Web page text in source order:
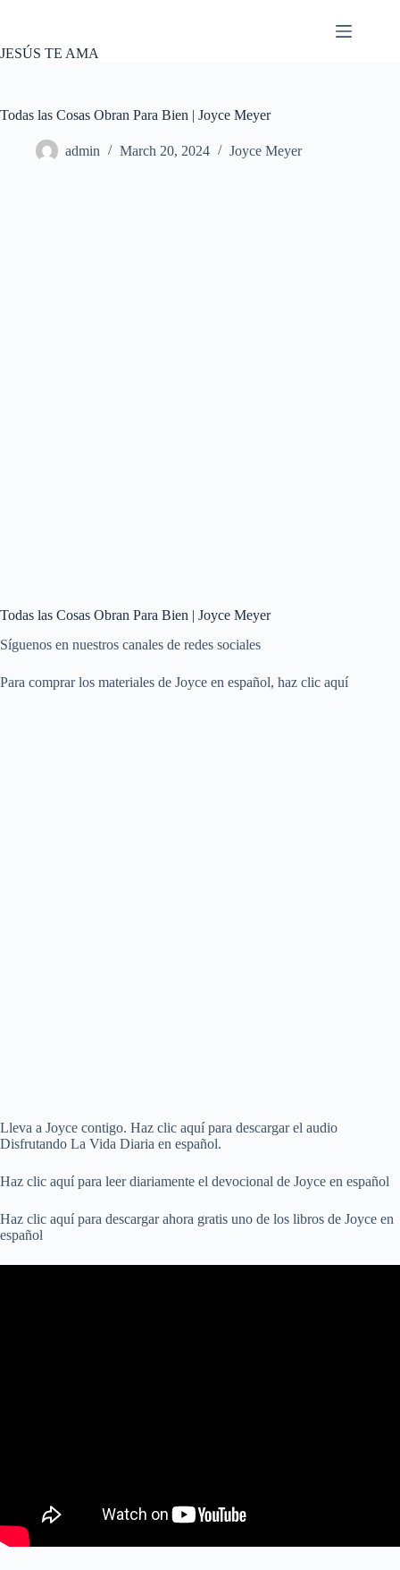
JESÚS TE AMA
Todas las Cosas Obran Para Bien | Joyce Meyer
admin March 20, 2024 Joyce Meyer
Todas las Cosas Obran Para Bien | Joyce Meyer
Síguenos en nuestros canales de redes sociales
Para comprar los materiales de Joyce en español, haz clic aquí
Lleva a Joyce contigo. Haz clic aquí para descargar el audio
Disfrutando La Vida Diaria en español.
Haz clic aquí para leer diariamente el devocional de Joyce en español
Haz clic aquí para descargar ahora gratis uno de los libros de Joyce en
español